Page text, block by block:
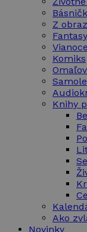
Z
Vianoce
Komiks
Knihy
Ako
Novinky